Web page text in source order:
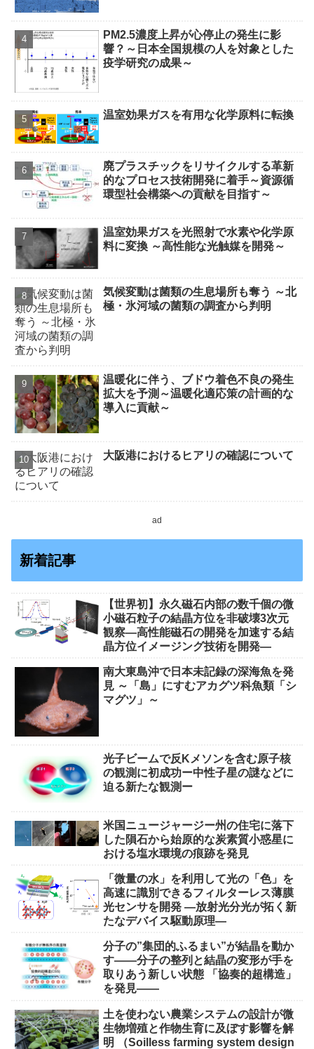
PM2.5濃度上昇が心停止の発生に影
響？～日本全国規模の人を対象とした
疫学研究の成果～
温室効果ガスを有用な化学原料に転換
廃プラスチックをリサイクルする革新
的なプロセス技術開発に着手～資源循
環型社会構築への貢献を目指す～
温室効果ガスを光照射で水素や化学原
料に変換 ～高性能な光触媒を開発～
気候変動は菌類の生息場所も奪う ～北
極・氷河域の菌類の調査から判明
温暖化に伴う、ブドウ着色不良の発生
拡大を予測～温暖化適応策の計画的な
導入に貢献～
大阪港におけるヒアリの確認について
ad
新着記事
【世界初】永久磁石内部の数千個の微
小磁石粒子の結晶方位を非破壊3次元
観察―高性能磁石の開発を加速する結
晶方位イメージング技術を開発―
南大東島沖で日本未記録の深海魚を発
見 ～「島」にすむアカグツ科魚類「シ
マグツ」～
光子ビームで反Kメソンを含む原子核
の観測に初成功ー中性子星の謎などに
迫る新たな観測ー
米国ニュージャージー州の住宅に落下
した隕石から始原的な炭素質小惑星に
おける塩水環境の痕跡を発見
「微量の水」を利用して光の「色」を
高速に識別できるフィルターレス薄膜
光センサを開発 ―放射光分光が拓く新
たなデバイス駆動原理―
分子の”集団的ふるまい”が結晶を動か
す――分子の整列と結晶の変形が手を
取りあう新しい状態 「協奏的超構造」
を発見――
土を使わない農業システムの設計が微
生物増殖と作物生育に及ぼす影響を解
明 （Soilless farming system design